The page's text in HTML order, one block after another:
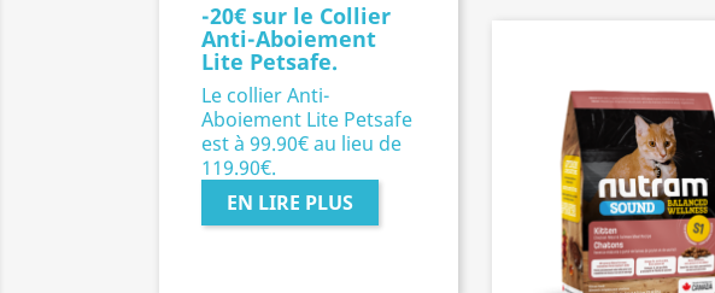
-20€ sur le Collier
Anti-Aboiement
Lite Petsafe.
Le collier Anti-
Aboiement Lite Petsafe
est à 99.90€ au lieu de
119.90€.
EN LIRE PLUS